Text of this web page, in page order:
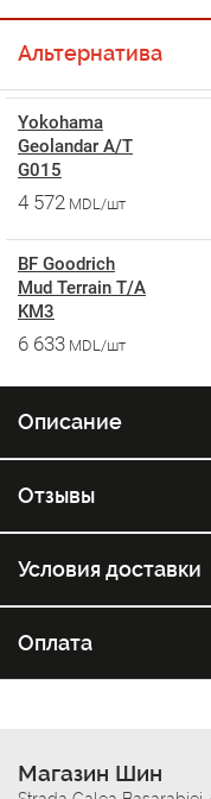
Альтернатива
Yokohama
Geolandar A/T
G015
4 572 MDL/шт
BF Goodrich
Mud Terrain T/A
KM3
6 633 MDL/шт
Описание
Отзывы
Условия доставки
Оплата
Магазин Шин